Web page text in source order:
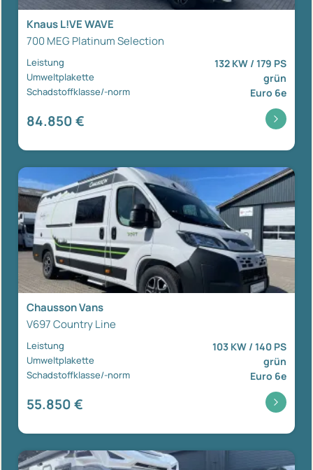
Knaus L!VE WAVE
700 MEG Platinum Selection
Leistung 132 KW / 179 PS
Umweltplakette grün
Schadstoffklasse/-norm Euro 6e
84.850 €
Chausson Vans
V697 Country Line
Leistung 103 KW / 140 PS
Umweltplakette grün
Schadstoffklasse/-norm Euro 6e
55.850 €